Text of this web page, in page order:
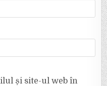
și site-ul web în